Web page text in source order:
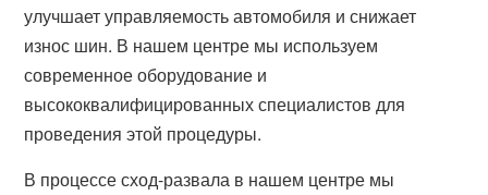
улучшает управляемость автомобиля и снижает
износ шин. В нашем центре мы используем
современное оборудование и
высококвалифицированных специалистов для
проведения этой процедуры.
В процессе сход-развала в нашем центре мы